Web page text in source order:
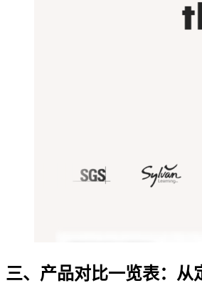
三、产品对比一览表：从